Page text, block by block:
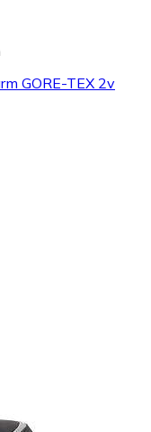
GORE-TEX 2v